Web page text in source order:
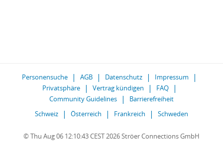
Personensuche AGB Datenschutz
Impressum
Privatsphäre
Vertrag kündigen
FAQ
Community Guidelines
Barrierefreiheit
Schweiz
Österreich Frankreich Schweden
© Thu Aug 06 12:10:43 CEST 2026 Ströer Connections GmbH